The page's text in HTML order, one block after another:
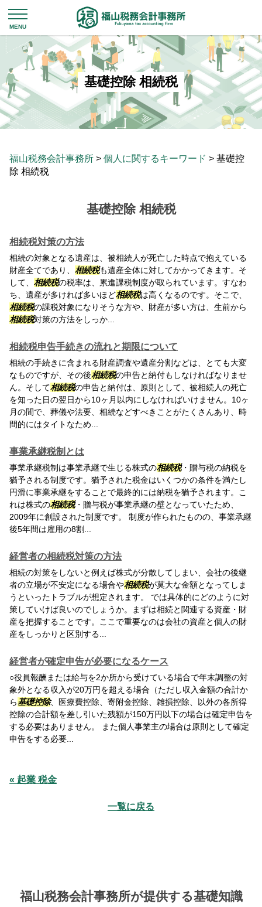
基礎控除 相続税
福山税務会計事務所 > 個人に関するキーワード > 基礎控
除 相続税
基礎控除 相続税
相続税対策の方法
相続の対象となる遺産は、被相続人が死亡した時点で抱えている
財産全てであり、 相続税も遺産全体に対してかかってきます。そ
して、 相続税の税率は、累進課税制度が取られています。すなわ
ち、遺産が多ければ多いほど相続税は高くなるのです。そこで、
相続税の課税対象になりそうな方や、財産が多い方は、生前から
相続税対策の方法をしっか...
相続税申告手続きの流れと期限について
相続の手続きに含まれる財産調査や遺産分割などは、とても大変
なものですが、その後相続税の申告と納付もしなければなりませ
ん。そして相続税の申告と納付は、原則として、被相続人の死亡
を知った日の翌日から10ヶ月以内にしなければいけません。10ヶ
月の間で、葬儀や法要、相続などすべきことがたくさんあり、時
間的にはタイトなため...
事業承継税制とは
事業承継税制は事業承継で生じる株式の相続税・贈与税の納税を
猶予される制度です。猶予された税金はいくつかの条件を満たし
円滑に事業承継をすることで最終的には納税を猶予されます。こ
れは株式の相続税・贈与税が事業承継の壁となっていたため、
2009年に創設された制度です。 制度が作られたものの、事業承継
後5年間は雇用の8割...
経営者の相続税対策の方法
相続の対策をしないと例えば株式が分散してしまい、会社の後継
者の立場が不安定になる場合や相続税が莫大な金額となってしま
うといったトラブルが想定されます。 では具体的にどのように対
策していけば良いのでしょうか。まずは相続と関連する資産・財
産を把握することです。ここで重要なのは会社の資産と個人の財
産をしっかりと区別する...
経営者が確定申告が必要になるケース
○役員報酬または給与を2か所から受けている場合で年末調整の対
象外となる収入が20万円を超える場合（ただし収入金額の合計か
ら基礎控除、医療費控除、寄附金控除、雑損控除、以外の各所得
控除の合計額を差し引いた残額が150万円以下の場合は確定申告を
する必要はありません。 また個人事業主の場合は原則として確定
申告をする必要...
« 起業 税金
一覧に戻る
福山税務会計事務所が提供する基礎知識